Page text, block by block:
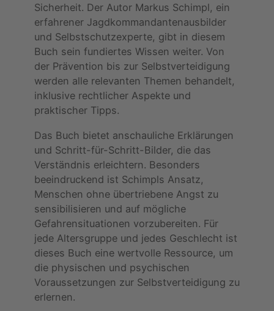
Sicherheit. Der Autor Markus Schimpl, ein
erfahrener Jagdkommandantenausbilder
und Selbstschutzexperte, gibt in diesem
Buch sein fundiertes Wissen weiter. Von
der Prävention bis zur Selbstverteidigung
werden alle relevanten Themen behandelt,
inklusive rechtlicher Aspekte und
praktischer Tipps.
Das Buch bietet anschauliche Erklärungen
und Schritt-für-Schritt-Bilder, die das
Verständnis erleichtern. Besonders
beeindruckend ist Schimpls Ansatz,
Menschen ohne übertriebene Angst zu
sensibilisieren und auf mögliche
Gefahrensituationen vorzubereiten. Für
jede Altersgruppe und jedes Geschlecht ist
dieses Buch eine wertvolle Ressource, um
die physischen und psychischen
Voraussetzungen zur Selbstverteidigung zu
erlernen.